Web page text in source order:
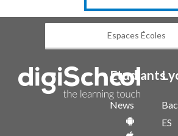
Espaces Écoles
Etudiants
News
Bac
ES